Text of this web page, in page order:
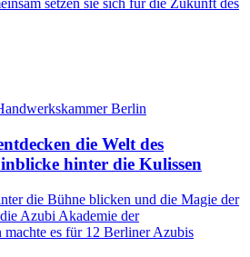
setzen sie sich für die Zukunft des
Berlin
die Welt des
hinter die Kulissen
die Bühne blicken und die Magie der
Azubi Akademie der
es für 12 Berliner Azubis